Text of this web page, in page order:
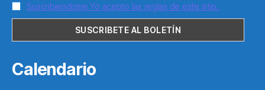
Suscribiendome Yo acepto las reglas de este sitio.
Calendario